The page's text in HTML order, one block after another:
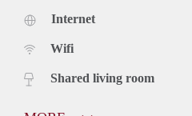
Internet
Wifi
Shared living room